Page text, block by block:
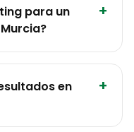
para un
+
en
+